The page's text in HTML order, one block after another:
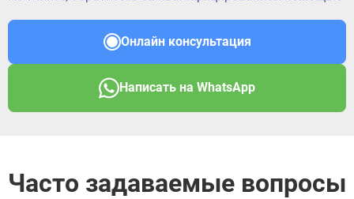
Онлайн консультация
Написать на WhatsApp
Часто задаваемые вопросы